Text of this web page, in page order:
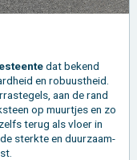
dat be­kend
en ro­buust­heid.
aan de rand
op muur­tjes en zo
terug als vloer in
sterk­te en duur­zaam­